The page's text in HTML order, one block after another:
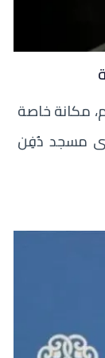
مكانة خاصة
مسجد دُفِن